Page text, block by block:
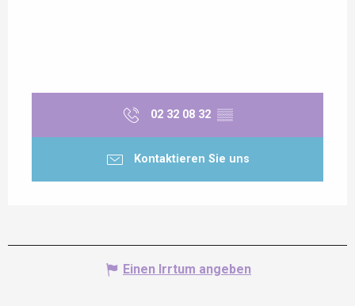
02 32 08 32 ▒▒
Kontaktieren Sie uns
Einen Irrtum angeben